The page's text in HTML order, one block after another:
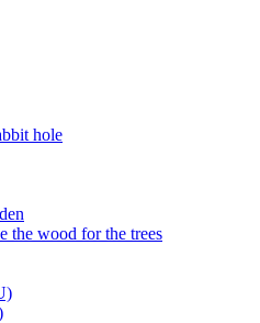
hole
the wood for the trees